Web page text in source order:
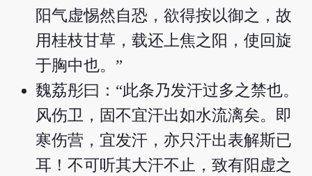
阳气虚惕然自恐，欲得按以御之，故
用桂枝甘草，载还上焦之阳，使回旋
于胸中也。”
魏荔彤曰：“此条乃发汗过多之禁也。
风伤卫，固不宜汗出如水流漓矣。即
寒伤营，宜发汗，亦只汗出表解斯已
耳！不可听其大汗不止，致有阳虚之